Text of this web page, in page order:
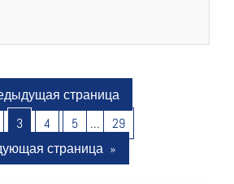
страница
3 4 5 …
29
страница »